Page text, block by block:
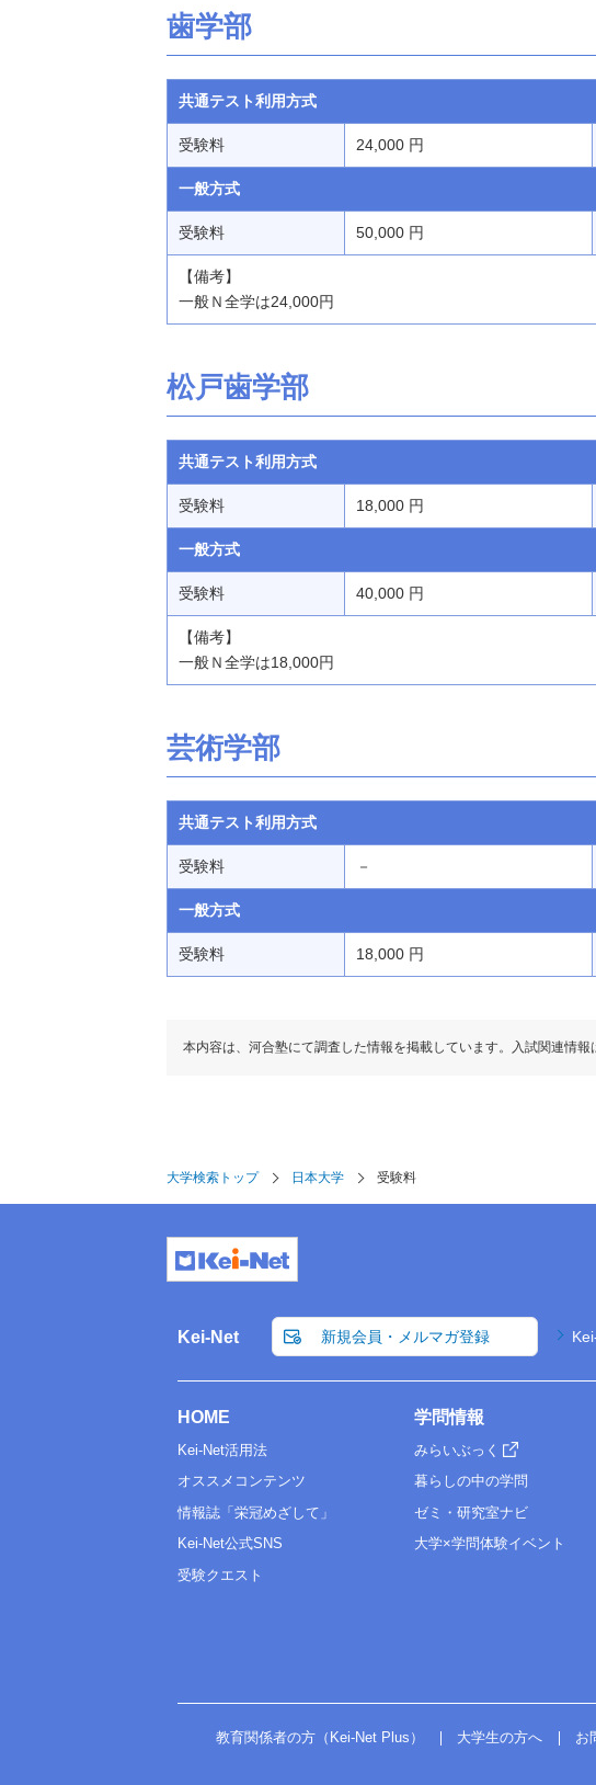
歯学部
共通テスト利用方式
受験料 24,000 円
一般方式
受験料 50,000 円
【備考】
一般Ｎ全学は24,000円
松戸歯学部
共通テスト利用方式
受験料 18,000 円
一般方式
受験料 40,000 円
【備考】
一般Ｎ全学は18,000円
芸術学部
共通テスト利用方式
受験料 －
一般方式
受験料 18,000 円
本内容は、河合塾にて調査した情報を掲載しています。入試関連情
大学検索トップ 日本大学 受験料
Kei-Net 新規会員・メルマガ登録
HOME
Kei-Net活用法
オススメコンテンツ
情報誌「栄冠めざして」
Kei-Net公式SNS
受験クエスト
学問情報
みらいぶっく
暮らしの中の学問
ゼミ・研究室ナビ
大学×学問体験イベント
教育関係者の方（Kei-Net Plus） 大学生の方へ お